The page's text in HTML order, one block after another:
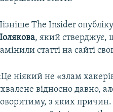
The Insider
, який стверджує,
статті на сайті
ніякий не «злам
відносно давно,
з яких причин.